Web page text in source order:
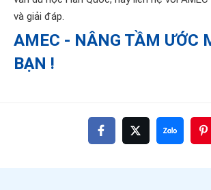
và giải đáp.
AMEC - NÂNG TẦM ƯỚC
BẠN !